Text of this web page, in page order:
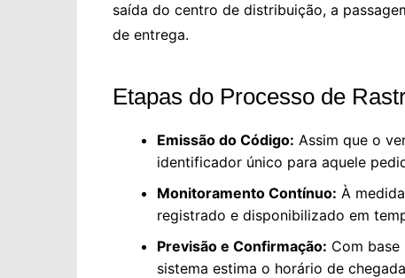
saída do centro de distribuição, a
de entrega.
Etapas do Processo de
Emissão do Código: Assim que o
identificador único para aquele
Monitoramento Contínuo: À
registrado e disponibilizado em
Previsão e Confirmação: Com
sistema estima o horário de